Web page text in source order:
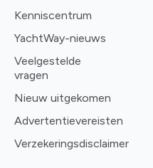
Kenniscentrum
YachtWay-nieuws
Veelgestelde
vragen
Nieuw uitgekomen
Advertentievereisten
Verzekeringsdisclaimer